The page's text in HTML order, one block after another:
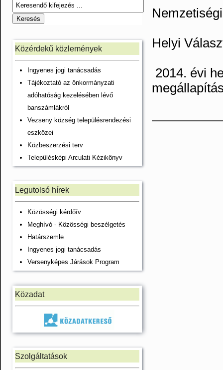
Közérdekű közlemények
Ingyenes jogi tanácsadás
Tájékoztató az önkormányzati
adóhatóság kezelésében lévő
banszámlákról
Vezseny község településrendezési
eszközei
Közbeszerzési terv
Településképi Arculati Kézikönyv
Legutolsó hírek
Közösségi kérdőív
Meghívó - Közösségi beszélgetés
Határszemle
Ingyenes jogi tanácsadás
Versenyképes Járások Program
Közadat
Szolgáltatások
Helyi
2014. évi